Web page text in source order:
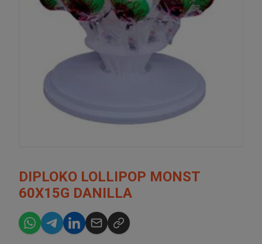
DIPLOKO LOLLIPOP MONST
60X15G DANILLA